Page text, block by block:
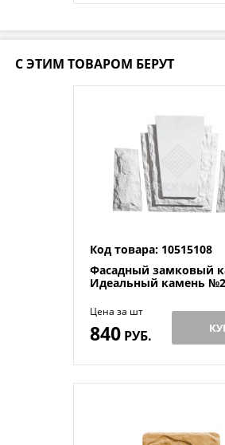
С ЭТИМ ТОВАРОМ БЕРУТ
Код товара: 10515108
Фасадный замковый
Идеальный камень
Цена за шт
840РУБ.